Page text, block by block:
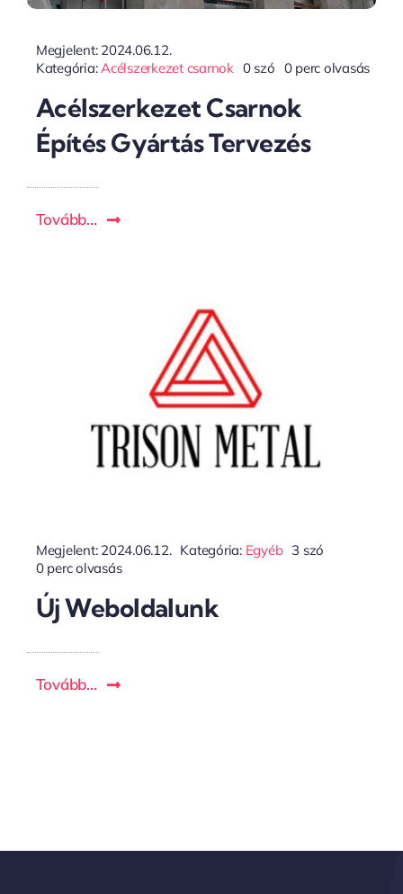
Megjelent: 2024.06.12.
Kategória:Acélszerkezet csarnok 0 szó 0 perc olvasás
Acélszerkezet Csarnok
Építés Gyártás Tervezés
Tovább...
Megjelent: 2024.06.12. Kategória: Egyéb 3 szó
0 perc olvasás
Új Weboldalunk
Tovább...